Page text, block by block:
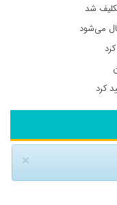
شد
می‌شود
کرد
×